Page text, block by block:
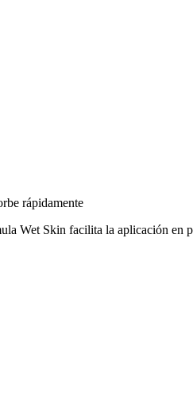
rápidamente
Wet Skin facilita la aplicación en